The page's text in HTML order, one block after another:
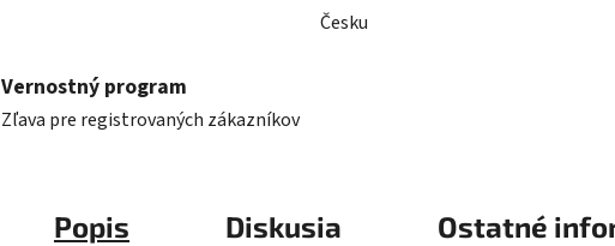
Česku
Vernostný program
Zľava pre registrovaných zákazníkov
Popis Diskusia Ostatné